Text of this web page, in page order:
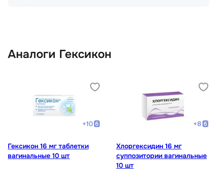
Аналоги Гексикон
+10
Гексикон 16 мг таблетки
вагинальные 10 шт
+8
Хлоргексидин 16 мг
суппозитории вагинальные
10 шт